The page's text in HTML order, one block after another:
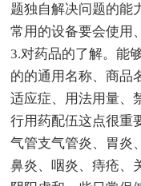
题独自解决问题的能
常用的设备要会使用
3.对药品的了解。能
的的通用名称、商品
适应症、用法用量、
行用药配伍这点很重
气管支气管炎、胃炎
鼻炎、咽炎、痔疮、